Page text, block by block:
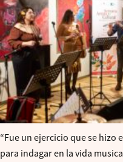
“Fue un ejercicio que se hizo
para indagar en la vida